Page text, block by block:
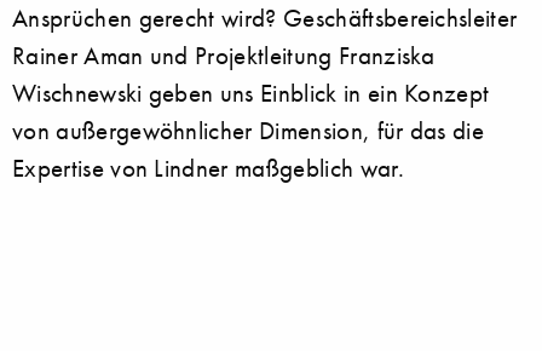
Ansprüchen gerecht wird? Geschäftsbereichsleiter
Rainer Aman und Projektleitung Franziska
Wischnewski geben uns Einblick in ein Konzept
von außergewöhnlicher Dimension, für das die
Expertise von Lindner maßgeblich war.